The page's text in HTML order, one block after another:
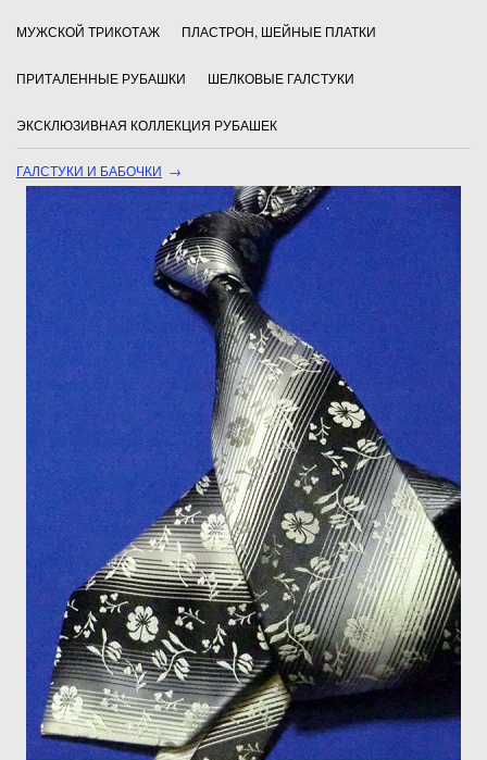
МУЖСКОЙ ТРИКОТАЖ ПЛАСТРОН, ШЕЙНЫЕ ПЛАТКИ
ПРИТАЛЕННЫЕ РУБАШКИ ШЕЛКОВЫЕ ГАЛСТУКИ
ЭКСКЛЮЗИВНАЯ КОЛЛЕКЦИЯ РУБАШЕК
ГАЛСТУКИ И БАБОЧКИ →